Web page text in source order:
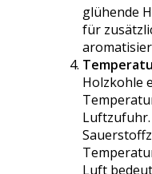
glühende
für
Holzkohle
Luft